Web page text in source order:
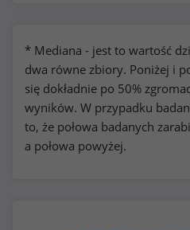
* Mediana - jest to wartość
dwa równe zbiory. Poniżej i
się dokładnie po 50%
wyników. W przypadku
to, że połowa badanych
a połowa powyżej.